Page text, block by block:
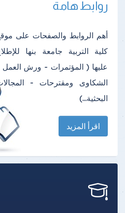
روابط هامة
أهم الروابط والصفحات على
كلية التربية جامعة بنها
عليها ( المؤتمرات - ورش
الشكاوى ومقترحات -
البحثية...)
اقرأ المزيد